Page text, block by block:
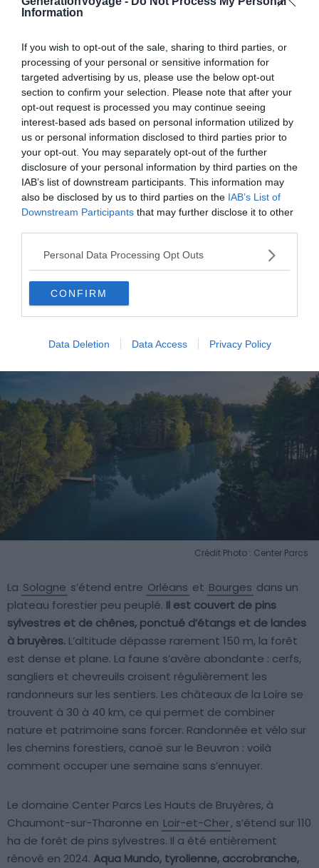
Information
If you wish to opt-out of the sale, sharing to third parties, or
processing of your personal or sensitive information for
targeted advertising by us, please use the below opt-out
section to confirm your selection. Please note that after your
opt-out request is processed you may continue seeing
interest-based ads based on personal information utilized by
us or personal information disclosed to third parties prior to
your opt-out. You may separately opt-out of the further
disclosure of your personal information by third parties on the
IAB’s list of downstream participants. This information may
also be disclosed by us to third parties on the IAB’s List of
Downstream Participants that may further disclose it to other
Personal Data Processing Opt Outs
CONFIRM
Data Deletion Data Access Privacy Policy
Le domaine Center Parcs Le Bois aux Daims réside à une
centenaire de 260 ha dans la Vienne près dePoitiers
particularité concrète ?Un cœur animalier de 10 ha où
cerfs, daims, sangliers et renards évoluent en semi-
liberté.Aqua Mundo, tir à l’arc, parcours de l’aventure et
cabanes dans les arbres complètent l’offre. Prévoyez
des chaussures imperméables pour explorer la Brenne :
c’est un territoire humide, et les chemins en début de
saison peuvent être franchement boueux.
La Sologne : forêts de pins, étangs et
châteaux
Crédit Photo : Center Parcs
La Sologne s’étend entre Orléans et Bourges dans un
plateau forestier peu peuplé. Il est couvert de pins
sylvestres et de chênes, ponctué d’étangs et de landes
à bruyères. L’altitude dépasse rarement 150 m, la forêt
est dense et plane. La faune s’avère abondante : cerfs,
sangliers et chevreuils croisent régulièrement les
randonneurs sur les sentiers. Les châteaux de la Loire se
trouvent à 30 à 40 km, ce qui permet de combiner
nature et patrimoine sans forcer. Randonnée et vélo sur
les chemins forestiers, canoë sur le Beuvron : voilà
comment occuper une semaine sans s’ennuyer.
Le domaine Center Parcs Les Hauts de Bruyères, à
Chaumont-sur-Tharonne en Loir-et-Cher, s’étend sur 110
ha de forêt de pins sylvestres. Il a été entièrement
rénové en 2024. Aqua Mundo, tyrolienne, accrobranche,